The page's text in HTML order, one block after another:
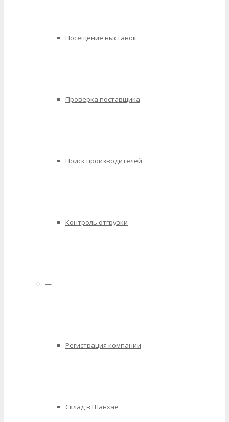
Посещение выставок
Проверка поставщика
Поиск производителей
Контроль отгрузки
—
Регистрация компании
Склад в Шанхае